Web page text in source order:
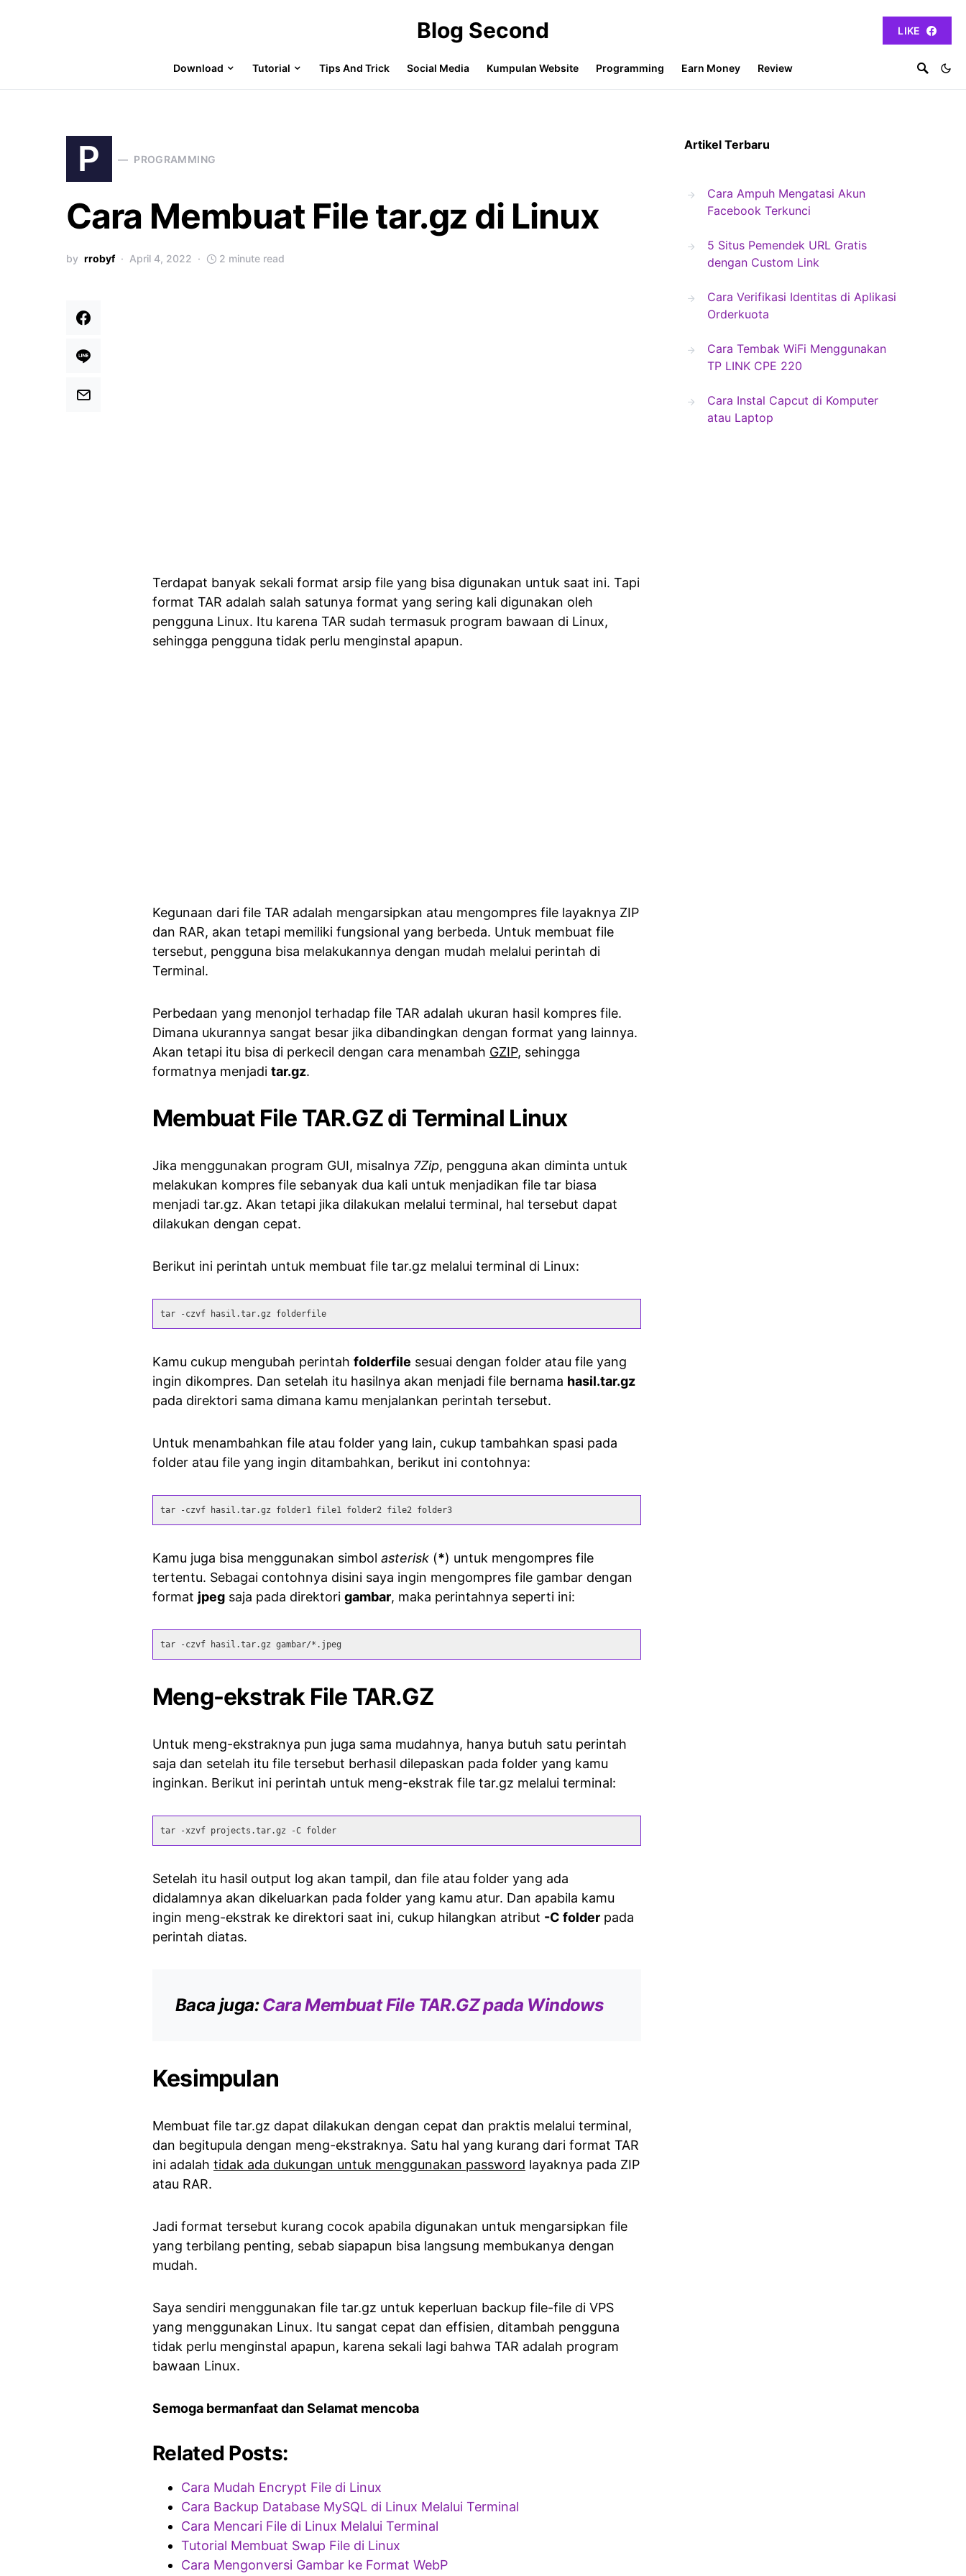
Blog Second LIKE
Download Tutorial Tips And Trick Social Media Kumpulan Website Programming Earn Money Review
P PROGRAMMING
Cara Membuat File tar.gz di Linux
by rrobyf April 4, 2022 2 minute read
Terdapat banyak sekali format arsip file yang bisa digunakan untuk saat ini. Tapi
format TAR adalah salah satunya format yang sering kali digunakan oleh
pengguna Linux. Itu karena TAR sudah termasuk program bawaan di Linux,
sehingga pengguna tidak perlu menginstal apapun.
Kegunaan dari file TAR adalah mengarsipkan atau mengompres file layaknya ZIP
dan RAR, akan tetapi memiliki fungsional yang berbeda. Untuk membuat file
tersebut, pengguna bisa melakukannya dengan mudah melalui perintah di
Terminal.
Perbedaan yang menonjol terhadap file TAR adalah ukuran hasil kompres file.
Dimana ukurannya sangat besar jika dibandingkan dengan format yang lainnya.
Akan tetapi itu bisa di perkecil dengan cara menambah GZIP, sehingga
formatnya menjadi tar.gz.
Membuat File TAR.GZ di Terminal Linux
Jika menggunakan program GUI, misalnya 7Zip, pengguna akan diminta untuk
melakukan kompres file sebanyak dua kali untuk menjadikan file tar biasa
menjadi tar.gz. Akan tetapi jika dilakukan melalui terminal, hal tersebut dapat
dilakukan dengan cepat.
Berikut ini perintah untuk membuat file tar.gz melalui terminal di Linux:
tar -czvf hasil.tar.gz folderfile
Kamu cukup mengubah perintah folderfile sesuai dengan folder atau file yang
ingin dikompres. Dan setelah itu hasilnya akan menjadi file bernama hasil.tar.gz
pada direktori sama dimana kamu menjalankan perintah tersebut.
Untuk menambahkan file atau folder yang lain, cukup tambahkan spasi pada
folder atau file yang ingin ditambahkan, berikut ini contohnya:
tar -czvf hasil.tar.gz folder1 file1 folder2 file2 folder3
Kamu juga bisa menggunakan simbol asterisk (*) untuk mengompres file
tertentu. Sebagai contohnya disini saya ingin mengompres file gambar dengan
format jpeg saja pada direktori gambar, maka perintahnya seperti ini:
tar -czvf hasil.tar.gz gambar/*.jpeg
Meng-ekstrak File TAR.GZ
Untuk meng-ekstraknya pun juga sama mudahnya, hanya butuh satu perintah
saja dan setelah itu file tersebut berhasil dilepaskan pada folder yang kamu
inginkan. Berikut ini perintah untuk meng-ekstrak file tar.gz melalui terminal:
tar -xzvf projects.tar.gz -C folder
Setelah itu hasil output log akan tampil, dan file atau folder yang ada
didalamnya akan dikeluarkan pada folder yang kamu atur. Dan apabila kamu
ingin meng-ekstrak ke direktori saat ini, cukup hilangkan atribut -C folder pada
perintah diatas.
Baca juga:Cara Membuat File TAR.GZ pada Windows
Kesimpulan
Membuat file tar.gz dapat dilakukan dengan cepat dan praktis melalui terminal,
dan begitupula dengan meng-ekstraknya. Satu hal yang kurang dari format TAR
ini adalah tidak ada dukungan untuk menggunakan password layaknya pada ZIP
atau RAR.
Jadi format tersebut kurang cocok apabila digunakan untuk mengarsipkan file
yang terbilang penting, sebab siapapun bisa langsung membukanya dengan
mudah.
Saya sendiri menggunakan file tar.gz untuk keperluan backup file-file di VPS
yang menggunakan Linux. Itu sangat cepat dan effisien, ditambah pengguna
tidak perlu menginstal apapun, karena sekali lagi bahwa TAR adalah program
bawaan Linux.
Semoga bermanfaat dan Selamat mencoba
Related Posts:
Cara Mudah Encrypt File di Linux
Cara Backup Database MySQL di Linux Melalui Terminal
Cara Mencari File di Linux Melalui Terminal
Tutorial Membuat Swap File di Linux
Cara Mengonversi Gambar ke Format WebP
Artikel Terbaru
Cara Ampuh Mengatasi Akun
Facebook Terkunci
5 Situs Pemendek URL Gratis
dengan Custom Link
Cara Verifikasi Identitas di Aplikasi
Orderkuota
Cara Tembak WiFi Menggunakan
TP LINK CPE 220
Cara Instal Capcut di Komputer
atau Laptop